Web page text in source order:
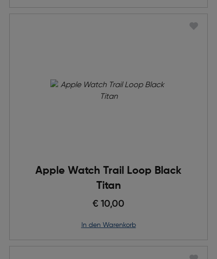
Apple Watch Trail Loop Black
Titan
€ 10,00
in den Warenkorb